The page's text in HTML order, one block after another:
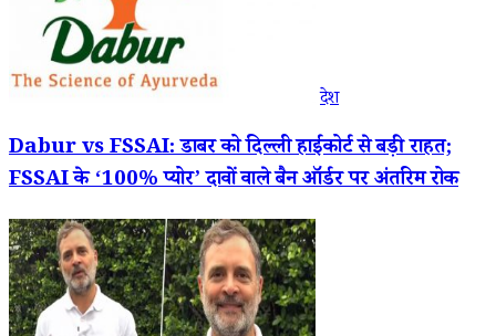
देश
Dabur vs FSSAI: डाबर को दिल्ली हाईकोर्ट से बड़ी राहत;
FSSAI के ‘100% प्योर’ दावों वाले बैन ऑर्डर पर अंतरिम रोक